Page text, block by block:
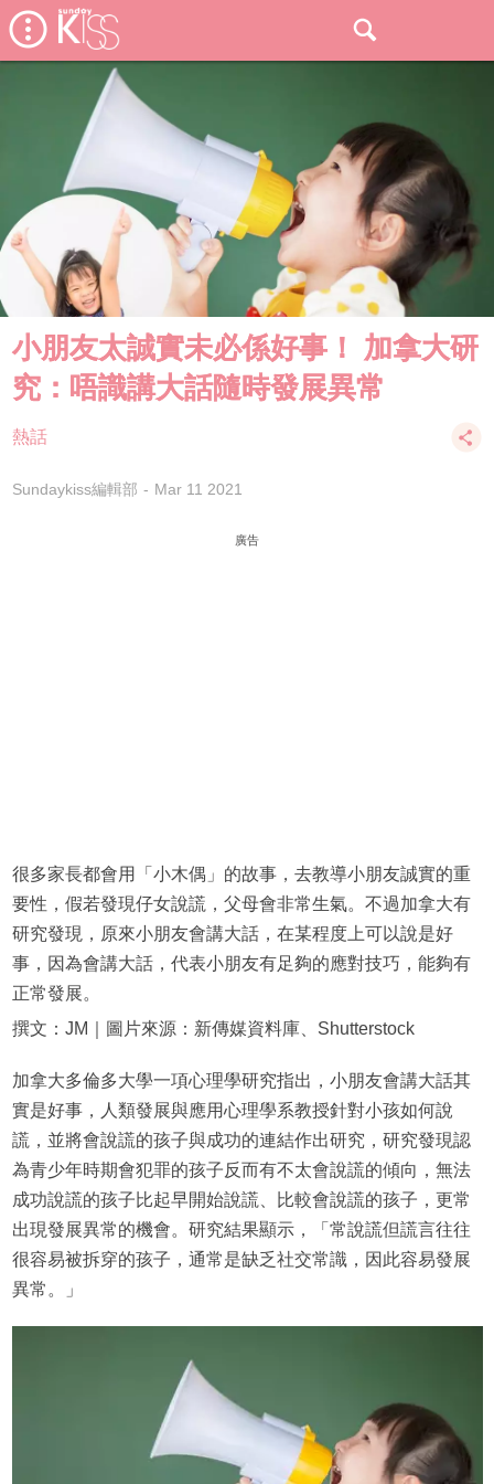
小朋友太誠實未必係好事！ 加拿大研
究：唔識講大話隨時發展異常
熱話
Sundaykiss編輯部 Mar 11 2021
廣告
很多家長都會用「小木偶」的故事，去教導小朋友誠實的重
要性，假若發現仔女說謊，父母會非常生氣。不過加拿大有
研究發現，原來小朋友會講大話，在某程度上可以說是好
事，因為會講大話，代表小朋友有足夠的應對技巧，能夠有
正常發展。
撰文：JM｜圖片來源：新傳媒資料庫、Shutterstock
加拿大多倫多大學一項心理學研究指出，小朋友會講大話其
實是好事，人類發展與應用心理學系教授針對小孩如何說
謊，並將會說謊的孩子與成功的連結作出研究，研究發現認
為青少年時期會犯罪的孩子反而有不太會說謊的傾向，無法
成功說謊的孩子比起早開始說謊、比較會說謊的孩子，更常
出現發展異常的機會。研究結果顯示，「常說謊但謊言往往
很容易被拆穿的孩子，通常是缺乏社交常識，因此容易發展
異常。」